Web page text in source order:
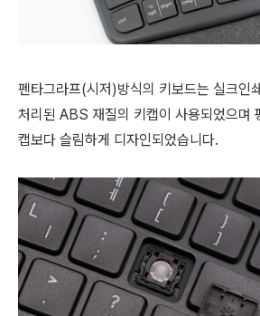
펜타그라프(시저)방식의 키보드는 실크인
처리된 ABS 재질의 키캡이 사용되었으며
캡보다 슬림하게 디자인되었습니다.